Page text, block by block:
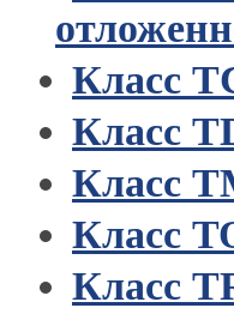
Класс
Класс
Класс
Класс
Класс